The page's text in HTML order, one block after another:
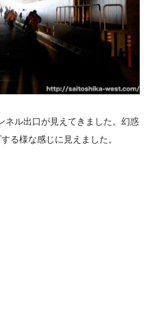
ネル出口が見えてきました。幻惑
る様な感じに見えました。